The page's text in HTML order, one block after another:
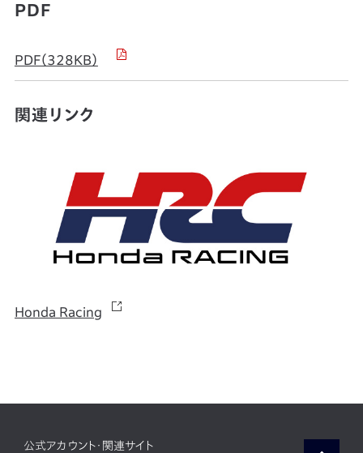
PDF
PDF（328KB）
関連リンク
Honda Racing
公式アカウント・関連サイト